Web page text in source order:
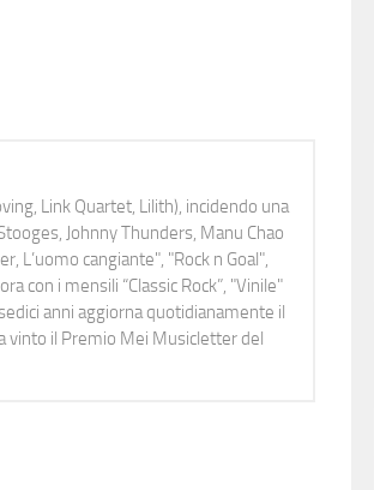
Link Quartet, Lilith), incidendo una
Johnny Thunders, Manu Chao
L’uomo cangiante", "Rock n Goal",
con i mensili “Classic Rock”, "Vinile"
anni aggiorna quotidianamente il
vinto il Premio Mei Musicletter del